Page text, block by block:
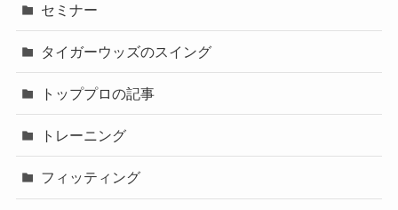
セミナー
タイガーウッズのスイング
トッププロの記事
トレーニング
フィッティング